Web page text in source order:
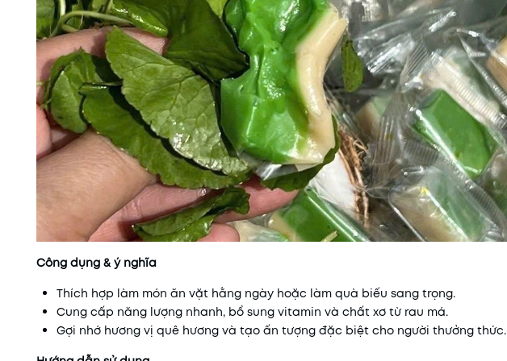
Công dụng & ý nghĩa
Thích hợp làm món ăn vặt hằng ngày hoặc làm quà biếu sang trọng.
Cung cấp năng lượng nhanh, bổ sung vitamin và chất xơ từ rau má.
Gợi nhớ hương vị quê hương và tạo ấn tượng đặc biệt cho người thưởng thức.